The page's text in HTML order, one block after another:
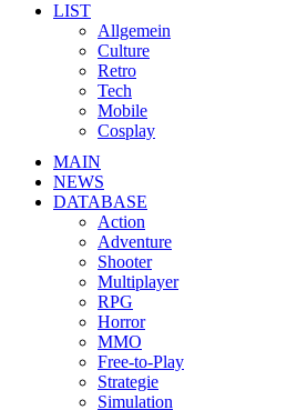
LIST
Allgemein
Culture
Retro
Tech
Mobile
Cosplay
MAIN
NEWS
DATABASE
Action
Adventure
Shooter
Multiplayer
RPG
Horror
MMO
Free-to-Play
Strategie
Simulation